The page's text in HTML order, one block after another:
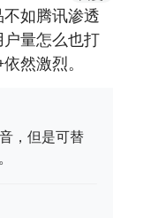
如腾讯渗透
量怎么也打
然激烈。
，但是可替